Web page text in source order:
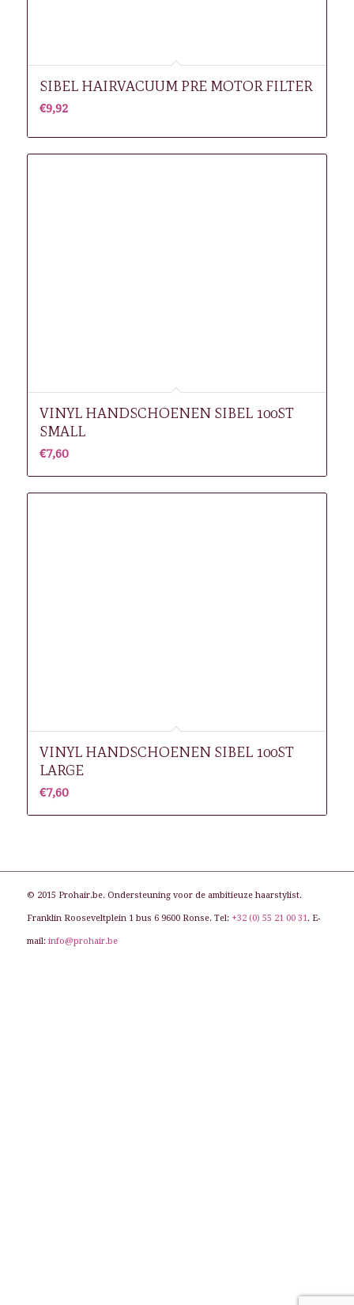
SIBEL HAIRVACUUM PRE MOTOR FILTER
€9,92
VINYL HANDSCHOENEN SIBEL 100ST
SMALL
€7,60
VINYL HANDSCHOENEN SIBEL 100ST
LARGE
€7,60
© 2015 Prohair.be. Ondersteuning voor de ambitieuze haarstylist.
Franklin Rooseveltplein 1 bus 6 9600 Ronse. Tel: +32 (0) 55 21 00 31. E-
mail: info@prohair.be